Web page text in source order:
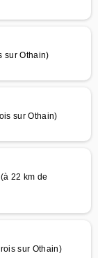
sur Othain)
sur Othain)
22 km de
sur Othain)